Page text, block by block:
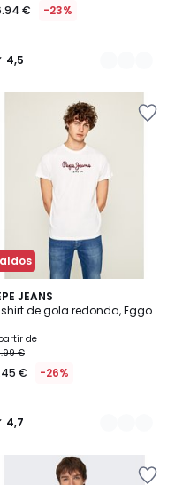
€ -23%
4,5
JEANS
de gola redonda, Eggo
de
€
€ -26%
4,7